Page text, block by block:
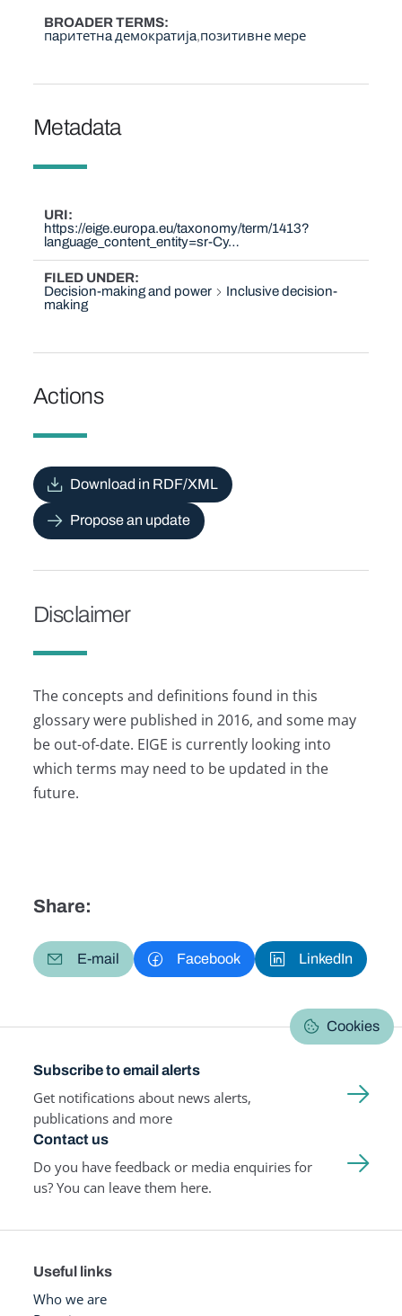
BROADER TERMS
пaритетнa демокрaтијa позитивне мере
Metadata
URI
https://eige.europa.eu/taxonomy/term/1413?
language_content_entity=sr-Cy…
FILED UNDER
Decision-making and power
Inclusive decision-
making
Actions
Download in RDF/XML
Propose an update
Disclaimer
The concepts and definitions found in this
glossary were published in 2016, and some may
be out-of-date. EIGE is currently looking into
which terms may need to be updated in the
future.
Share:
E-mail Facebook LinkedIn
Cookies
Subscribe to email alerts
Get notifications about news alerts,
publications and more
Contact us
Do you have feedback or media enquiries for
us? You can leave them here.
Useful links
Who we are